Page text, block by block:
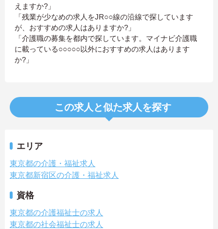
えますか?」
「残業が少なめの求人をJR○○線の沿線で探しています
が、おすすめの求人はありますか?」
「介護職の募集を都内で探しています。マイナビ介護職
に載っている○○○○○以外におすすめの求人はあります
か?」
この求人と似た求人を探す
エリア
東京都の介護・福祉求人
東京都新宿区の介護・福祉求人
資格
東京都の介護福祉士の求人
東京都の社会福祉士の求人